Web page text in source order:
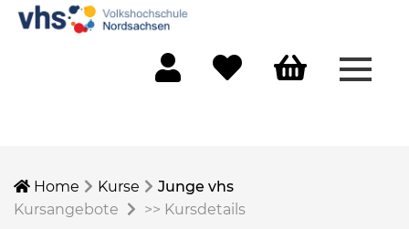
Home Kurse
Junge vhs
Kursangebote
>> Kursdetails